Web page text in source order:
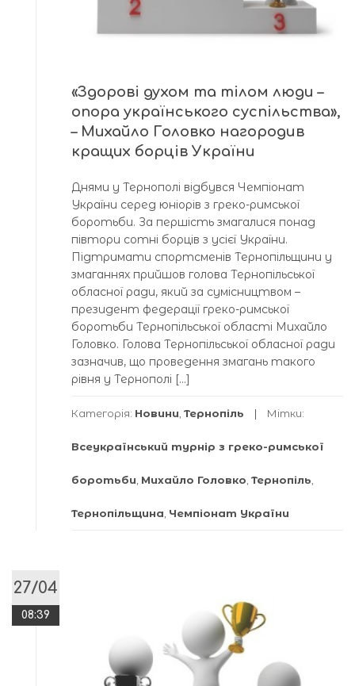
«Здорові духом та тілом люди –
опора українського суспільства»,
– Михайло Головко нагородив
кращих борців України
Днями у Тернополі відбувся Чемпіонат
України серед юніорів з греко-римської
боротьби. За першість змагалися понад
півтори сотні борців з усієї України.
Підтримати спортсменів Тернопільщини у
змаганнях прийшов голова Тернопільської
обласної ради, який за сумісництвом –
президент федерації греко-римської
боротьби Тернопільської області Михайло
Головко. Голова Тернопільської обласної ради
зазначив, що проведення змагань такого
рівня у Тернополі […]
Категорія: Новини Тернопіль Мітки:
Всеукраїнський турнір з греко-римської
боротьби Михайло Головко Тернопіль
Тернопільщина Чемпіонат України
27/04
08:39